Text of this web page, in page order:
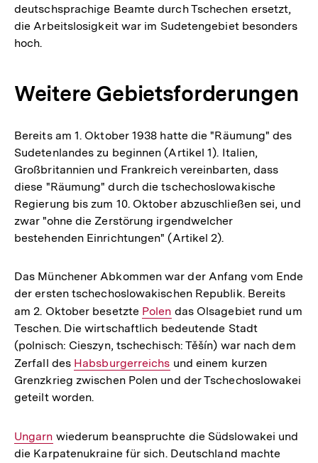
deutschsprachige Beamte durch Tschechen ersetzt,
die Arbeitslosigkeit war im Sudetengebiet besonders
hoch.
Weitere Gebietsforderungen
Bereits am 1. Oktober 1938 hatte die "Räumung" des
Sudetenlandes zu beginnen (Artikel 1). Italien,
Großbritannien und Frankreich vereinbarten, dass
diese "Räumung" durch die tschechoslowakische
Regierung bis zum 10. Oktober abzuschließen sei, und
zwar "ohne die Zerstörung irgendwelcher
bestehenden Einrichtungen" (Artikel 2).
Das Münchener Abkommen war der Anfang vom Ende
der ersten tschechoslowakischen Republik. Bereits
am 2. Oktober besetzte Interner
Link:
Polen das Olsagebiet rund um
Teschen. Die wirtschaftlich bedeutende Stadt
(polnisch: Cieszyn, tschechisch: Těšín) war nach dem
Zerfall des Interner
Link:
Habsburgerreichs und einem kurzen
Grenzkrieg zwischen Polen und der Tschechoslowakei
geteilt worden.
Interner
Link:
Ungarn wiederum beanspruchte die Südslowakei und
die Karpatenukraine für sich. Deutschland machte